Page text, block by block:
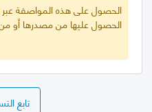
الحصول على هذه المواصفة عبر
الحصول عليها من مصدرها أو من
تابع